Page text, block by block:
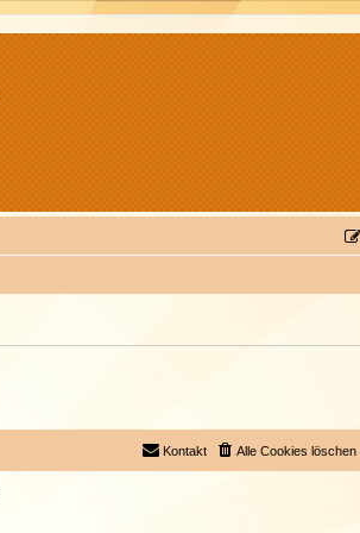
Alle Cookies löschen
Kontakt